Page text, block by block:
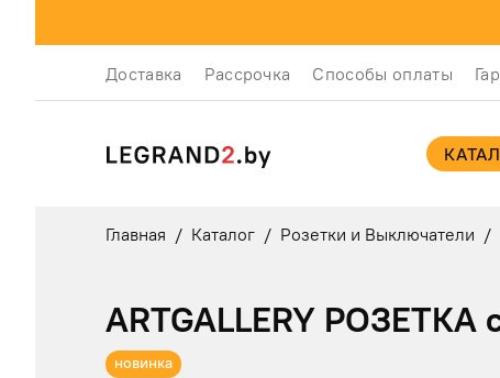
Доставка Рассрочка Способы оплаты
Главная / Каталог / Розетки и Выключатели /
ARTGALLERY
новинка